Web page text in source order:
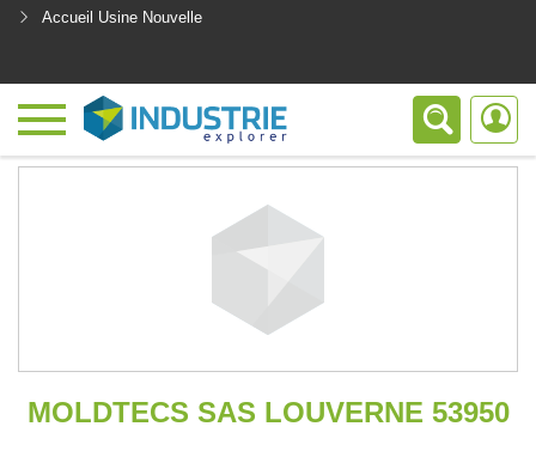
Accueil Usine Nouvelle
MOLDTECS SAS LOUVERNE 53950